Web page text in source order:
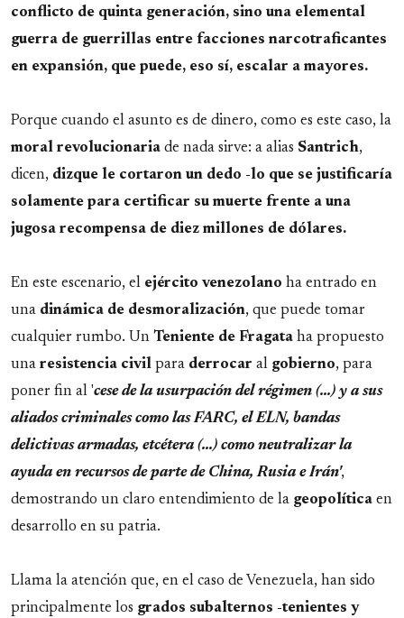
conflicto de quinta generación, sino una elemental
guerra de guerrillas entre facciones narcotraficantes
en expansión, que puede, eso sí, escalar a mayores.
Porque cuando el asunto es de dinero, como es este caso, la
moral revolucionaria de nada sirve: a alias Santrich,
dicen, dizque le cortaron un dedo -lo que se justificaría
solamente para certificar su muerte frente a una
jugosa recompensa de diez millones de dólares.
En este escenario, el ejército venezolano ha entrado en
una dinámica de desmoralización, que puede tomar
cualquier rumbo. Un Teniente de Fragata ha propuesto
una resistencia civil para derrocar al gobierno, para
poner fin al 'cese de la usurpación del régimen (...) y a sus
aliados criminales como las FARC, el ELN, bandas
delictivas armadas, etcétera (...) como neutralizar la
ayuda en recursos de parte de China, Rusia e Irán',
demostrando un claro entendimiento de la geopolítica en
desarrollo en su patria.
Llama la atención que, en el caso de Venezuela, han sido
principalmente los grados subalternos -tenientes y